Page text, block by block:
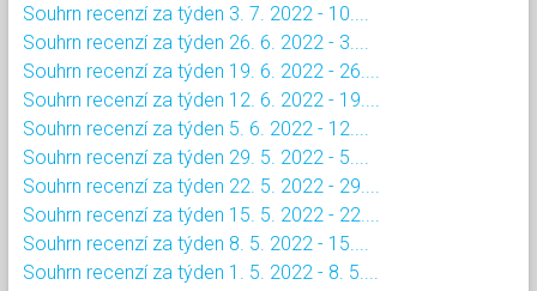
Souhrn recenzí za týden 3. 7. 2022 - 10....
Souhrn recenzí za týden 26. 6. 2022 - 3....
Souhrn recenzí za týden 19. 6. 2022 - 26....
Souhrn recenzí za týden 12. 6. 2022 - 19....
Souhrn recenzí za týden 5. 6. 2022 - 12....
Souhrn recenzí za týden 29. 5. 2022 - 5....
Souhrn recenzí za týden 22. 5. 2022 - 29....
Souhrn recenzí za týden 15. 5. 2022 - 22....
Souhrn recenzí za týden 8. 5. 2022 - 15....
Souhrn recenzí za týden 1. 5. 2022 - 8. 5....